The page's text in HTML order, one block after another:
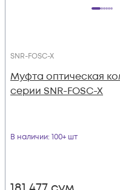
SNR-FOSC-X
Муфта оптическая
серии SNR-FOSC-X
В наличии: 100+ шт